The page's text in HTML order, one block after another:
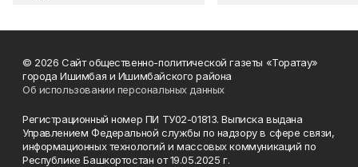
© 2026 Сайт общественно-политической газеты «Торатау»
города Ишимбая и Ишимбайского района
Об использовании персональных данных
Регистрационный номер ПИ ТУ02-01813. Выписка выдана
Управлением Федеральной службы по надзору в сфере связи,
информационных технологий и массовых коммуникаций по
Республике Башкортостан от 19.05.2025 г.